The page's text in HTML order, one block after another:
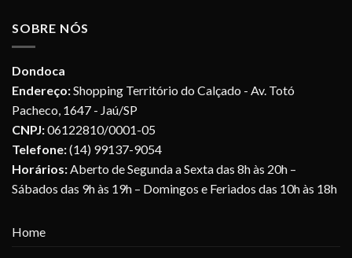
SOBRE NÓS
Dondoca
Endereço:Shopping Território do Calçado - Av. Totó
Pacheco, 1647 - Jaú/SP
CNPJ:06122810/0001-05
Telefone:(14) 99137-9054
Horários:Aberto de Segunda a Sexta das 8h às 20h –
Sábados das 9h às 19h – Domingos e Feriados das 10h às 18h
Home